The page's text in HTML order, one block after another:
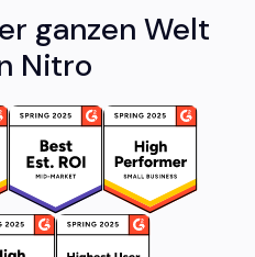
ganzen Welt
Nitro